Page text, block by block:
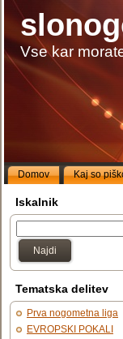
Vse kar
Domov Kaj so
Iskalnik
Najdi
Tematska delitev
Prva nogometna liga
EVROPSKI POKALI